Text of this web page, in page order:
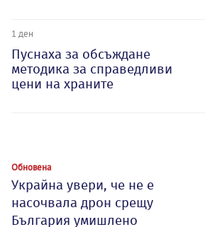
1 ден
Пуснаха за обсъждане
методика за справедливи
цени на храните
Обновена
Украйна увери, че не е
насочвала дрон срещу
България умишлено